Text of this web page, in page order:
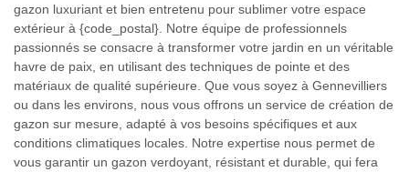
gazon luxuriant et bien entretenu pour sublimer votre espace
extérieur à {code_postal}. Notre équipe de professionnels
passionnés se consacre à transformer votre jardin en un véritable
havre de paix, en utilisant des techniques de pointe et des
matériaux de qualité supérieure. Que vous soyez à Gennevilliers
ou dans les environs, nous vous offrons un service de création de
gazon sur mesure, adapté à vos besoins spécifiques et aux
conditions climatiques locales. Notre expertise nous permet de
vous garantir un gazon verdoyant, résistant et durable, qui fera